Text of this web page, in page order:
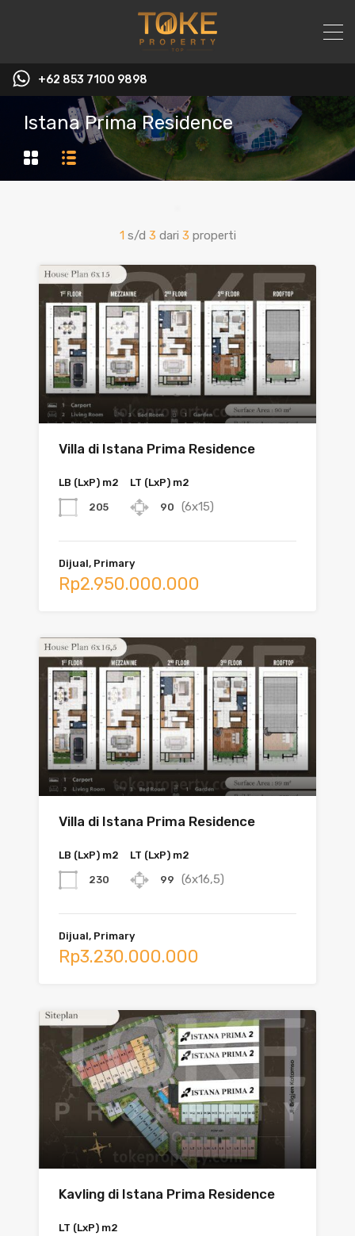
+62 853 7100 9898‬
Istana Prima Residence
1 s/d 3 dari 3 properti
Villa di Istana Prima Residence
LB (LxP) m2
205
LT (LxP) m2
90 (6x15)
Dijual, Primary
Rp2.950.000.000
Villa di Istana Prima Residence
LB (LxP) m2
230
LT (LxP) m2
99 (6x16,5)
Dijual, Primary
Rp3.230.000.000
Kavling di Istana Prima Residence
LT (LxP) m2